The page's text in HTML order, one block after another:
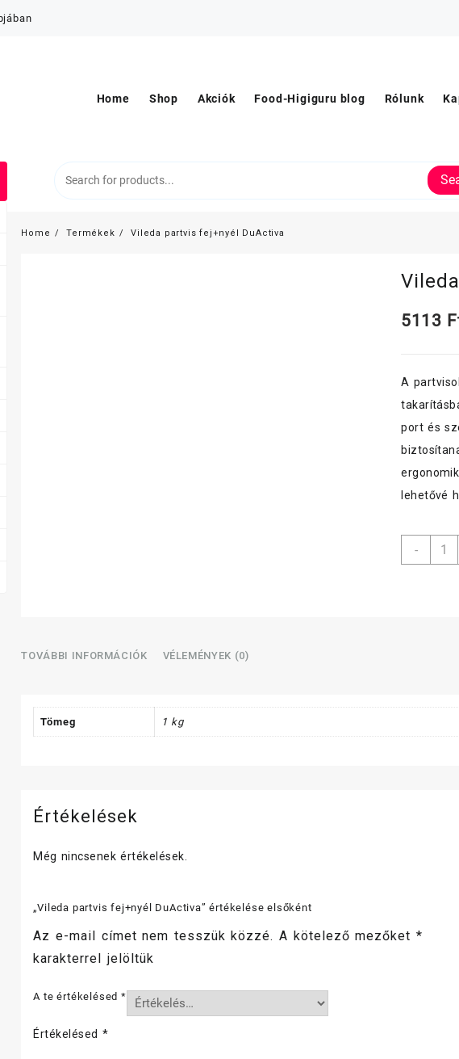
Home Shop Akciók Food-Higiguru blog Rólunk
Home Termékek Vileda partvis fej+nyél DuActiva
5113
A
port és
lehetővé
-
Vileda
TOVÁBBI INFORMÁCIÓK VÉLEMÉNYEK (0)
Tömeg 1 kg
Értékelések
Még nincsenek értékelések.
„Vileda partvis fej+nyél DuActiva” értékelése elsőként
Az e-mail címet nem tesszük közzé. A kötelező mezőket *
karakterrel jelöltük
A te értékelésed *
Értékelésed *